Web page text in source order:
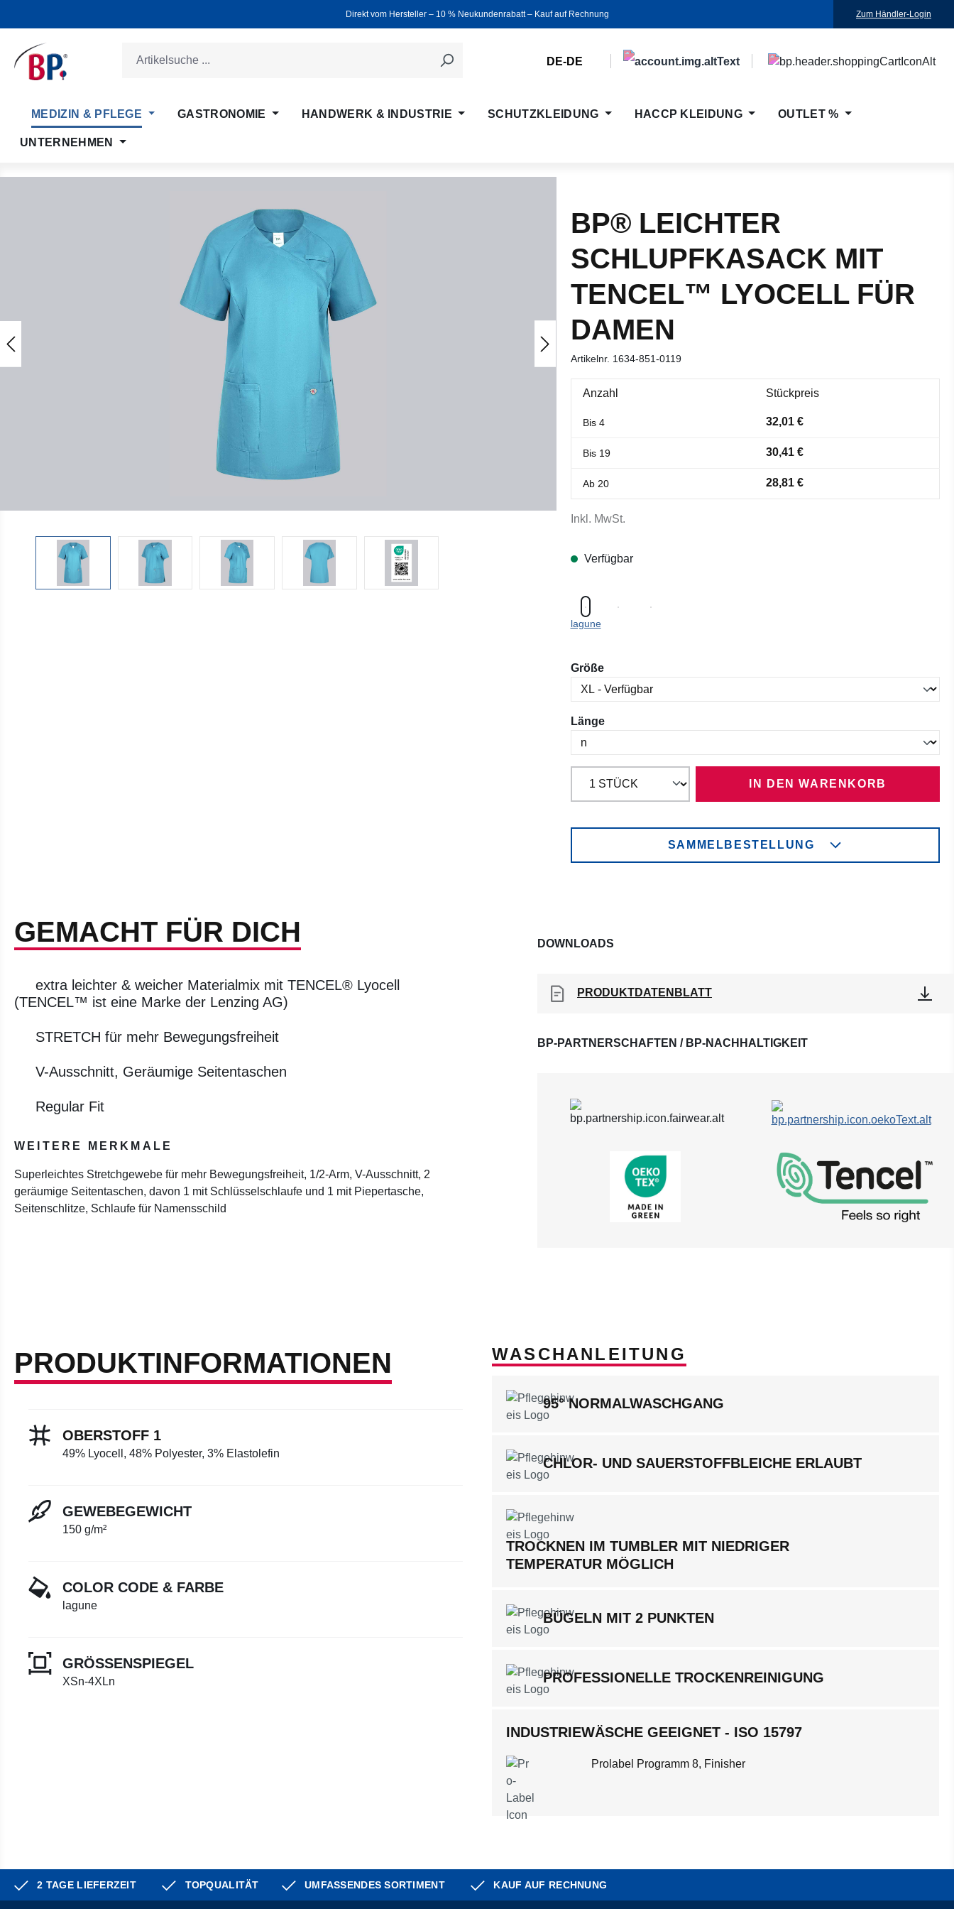
Direkt vom Hersteller ‒ 10 % Neukundenrabatt ‒ Kauf auf Rechnung Zum Händler-Login
DE-DE
MEDIZIN & PFLEGE GASTRONOMIE HANDWERK & INDUSTRIE SCHUTZKLEIDUNG HACCP KLEIDUNG OUTLET %
UNTERNEHMEN
BP® LEICHTER
SCHLUPFKASACK MIT
TENCEL™ LYOCELL FÜR
DAMEN
Artikelnr. 1634-851-0119
Anzahl Stückpreis
Bis 4 32,01 €
Bis 19 30,41 €
Ab 20 28,81 €
Inkl. MwSt.
Verfügbar
lagune
Größeauswählen
Längeauswählen
IN DEN WARENKORB
SAMMELBESTELLUNG
GEMACHT FÜR DICH
extra leichter & weicher Materialmix mit TENCEL® Lyocell
(TENCEL™ ist eine Marke der Lenzing AG)
STRETCH für mehr Bewegungsfreiheit
V-Ausschnitt, Geräumige Seitentaschen
Regular Fit
WEITERE MERKMALE
Superleichtes Stretchgewebe für mehr Bewegungsfreiheit, 1/2-Arm, V-Ausschnitt, 2
geräumige Seitentaschen, davon 1 mit Schlüsselschlaufe und 1 mit Piepertasche,
Seitenschlitze, Schlaufe für Namensschild
DOWNLOADS
PRODUKTDATENBLATT
BP-PARTNERSCHAFTEN / BP-NACHHALTIGKEIT
PRODUKTINFORMATIONEN
OBERSTOFF 1
49% Lyocell, 48% Polyester, 3% Elastolefin
GEWEBEGEWICHT
150 g/m²
COLOR CODE & FARBE
lagune
GRÖSSENSPIEGEL
XSn-4XLn
WASCHANLEITUNG
95° NORMALWASCHGANG
CHLOR- UND SAUERSTOFFBLEICHE ERLAUBT
TROCKNEN IM TUMBLER MIT NIEDRIGER
TEMPERATUR MÖGLICH
BÜGELN MIT 2 PUNKTEN
PROFESSIONELLE TROCKENREINIGUNG
INDUSTRIEWÄSCHE GEEIGNET - ISO 15797
Prolabel Programm 8, Finisher
2 TAGE LIEFERZEIT TOPQUALITÄT UMFASSENDES SORTIMENT KAUF AUF RECHNUNG